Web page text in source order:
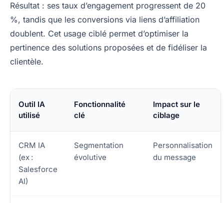
Résultat : ses taux d’engagement progressent de 20
%, tandis que les conversions via liens d’affiliation
doublent. Cet usage ciblé permet d’optimiser la
pertinence des solutions proposées et de fidéliser la
clientèle.
Outil IA
utilisé
Fonctionnalité
clé
Impact sur le
ciblage
CRM IA
(ex :
Salesforce
AI)
Segmentation
évolutive
Personnalisation
du message